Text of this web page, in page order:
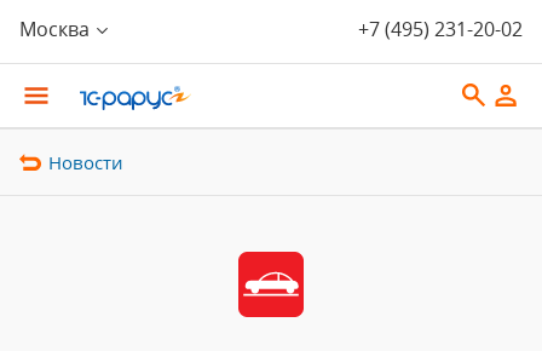
Москва +7 (495) 231-20-02
Новости